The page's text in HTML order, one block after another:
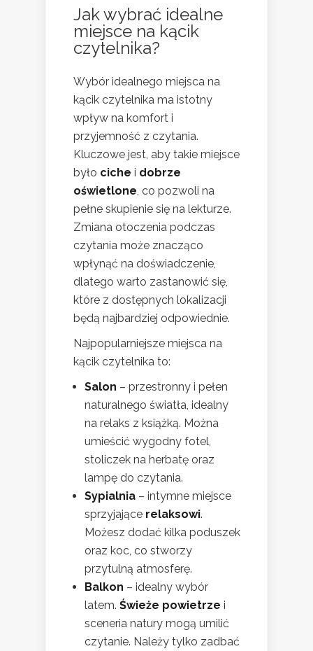
Jak wybrać idealne
miejsce na kącik
czytelnika?
Wybór idealnego miejsca na
kącik czytelnika ma istotny
wpływ na komfort i
przyjemność z czytania.
Kluczowe jest, aby takie miejsce
było ciche i dobrze
oświetlone, co pozwoli na
pełne skupienie się na lekturze.
Zmiana otoczenia podczas
czytania może znacząco
wpłynąć na doświadczenie,
dlatego warto zastanowić się,
które z dostępnych lokalizacji
będą najbardziej odpowiednie.
Najpopularniejsze miejsca na
kącik czytelnika to:
Salon – przestronny i pełen
naturalnego światła, idealny
na relaks z książką. Można
umieścić wygodny fotel,
stoliczek na herbatę oraz
lampę do czytania.
Sypialnia – intymne miejsce
sprzyjające relaksowi.
Możesz dodać kilka poduszek
oraz koc, co stworzy
przytulną atmosferę.
Balkon – idealny wybór
latem. Świeże powietrze i
sceneria natury mogą umilić
czytanie. Należy tylko zadbać